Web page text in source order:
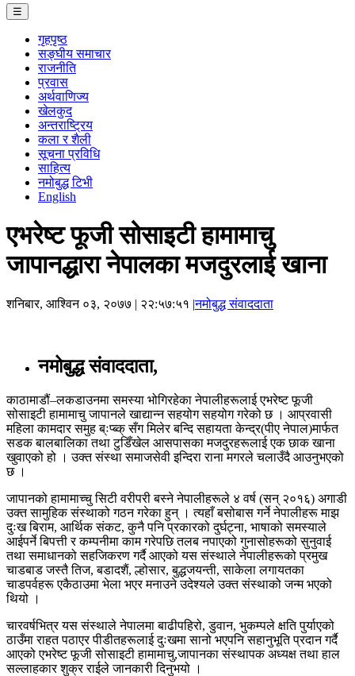
☰
गृहपृष्ठ
सङ्घीय समाचार
राजनीति
प्रवास
अर्थवाणिज्य
खेलकुद
अन्तराष्ट्रिय
कला र शैली
सूचना प्रविधि
साहित्य
नमोबुद्ध टिभी
English
एभरेष्ट फूजी सोसाइटी हामामाचु
जापानद्धारा नेपालका मजदुरलाई खाना
शनिबार, आश्विन ०३, २०७७ | २२:५७:५१ |नमोबुद्ध संवाददाता
नमोबुद्ध संवाददाता,
काठामाडौं–लकडाउनमा समस्या भोगिरहेका नेपालीहरूलाई एभरेष्ट फूजी
सोसाइटी हामामाचु जापानले खाद्यान्न सहयोग सहयोग गरेको छ । आप्रवासी
महिला कामदार समुह ब्ःप्ब्क् सँग मिलेर बन्दि सहायता केन्द्र(पीए नेपाल)मार्फत
सडक बालबालिका तथा टुडिँखेल आसपासका मजदुरहरूलाई एक छाक खाना
खुवाएको हो । उक्त संस्था समाजसेवी इन्दिरा राना मगरले चलाउँदै आउनुभएको
छ ।
जापानको हामामाच्चु सिटी वरीपरी बस्ने नेपालीहरूले ४ वर्ष (सन् २०१६) अगाडी
उक्त सामुहिक संस्थाको गठन गरेका हुन् । त्यहाँ बसोबास गर्ने नेपालीहरू माझ
दुःख बिराम, आर्थिक संकट, कुनै पनि प्रकारको दुर्घट्ना, भाषाको समस्याले
आईपर्ने बिपत्ती र कम्पनीमा काम गरेपछि तलब नपाएको गुनासोहरूको सुनुवाई
तथा समाधानको सहजिकरण गर्दै आएको यस संस्थाले नेपालीहरूको प्रमुख
चाडबाड जस्तै तिज, बडादशैं, ल्होसार, बुद्धजयन्ती, साकेला लगायतका
चाडपर्वहरू एकैठाउमा भेला भएर मनाउने उदेश्यले उक्त संस्थाको जन्म भएको
थियो ।
चारवर्षभित्र यस संस्थाले नेपालमा बाढीपहिरो, डुवान, भुकम्पले क्षति पुर्याएको
ठाउँमा राहत पठाएर पीडीतहरूलाई दुःखमा सानो भएपनि सहानुभूति प्रदान गर्दै
आएको एभरेष्ट फूजी सोसाइटी हामामाचु,जापानका संस्थापक अध्यक्ष तथा हाल
सल्लाहकार शुक्र राईले जानकारी दिनुभयो ।